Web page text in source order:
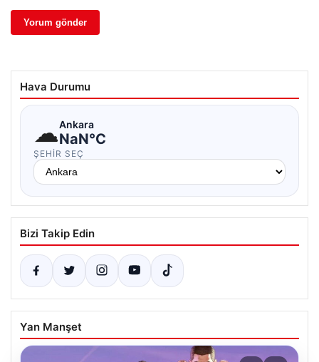
Hava Durumu
☁Ankara
NaN°C
ŞEHIR SEÇ
Bizi Takip Edin
Yan Manşet